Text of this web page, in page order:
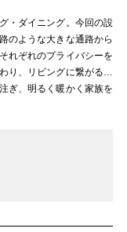
・ダイニング。今回の設
のような大きな通路から
れぞれのプライバシーを
り、リビングに繋がる…
ぎ、明るく暖かく家族を